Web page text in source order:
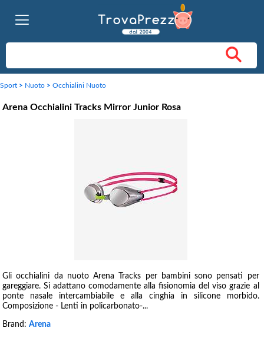
Sport > Nuoto > Occhialini Nuoto
Arena Occhialini Tracks Mirror Junior Rosa
Gli occhialini da nuoto Arena Tracks per bambini sono pensati per
gareggiare. Si adattano comodamente alla fisionomia del viso grazie al
ponte nasale intercambiabile e alla cinghia in silicone morbido.
Composizione - Lenti in policarbonato-...
Brand: Arena